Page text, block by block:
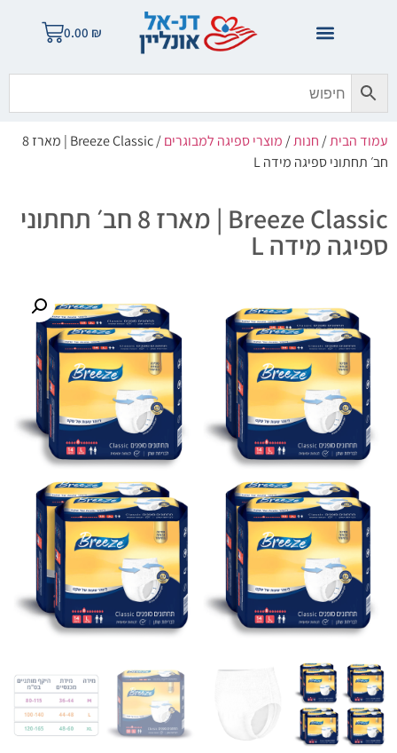
0.00 ₪
עמוד הבית/חנות/מוצרי ספיגה למבוגרים
/ Breeze Classic | מארז 8
חב׳ תחתוני ספיגה מידה L
Breeze Classic | מארז 8 חב׳ תחתוני
ספיגה מידה L